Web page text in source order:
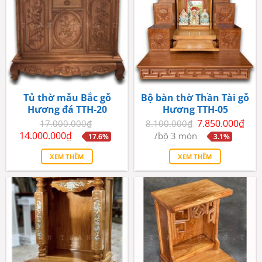
Tủ thờ mẫu Bắc gỗ
Hương đá TTH-20
17.000.000₫
Giá
gốc
17.000.000₫.
14.000.000₫Giá
hiện
tại
là:
14.000.000₫.
17.6%
XEM THÊM
Bộ bàn thờ Thần Tài gỗ
Hương TTH-05
8.100.000₫ Giá
gốc
8.100.000₫.
7.850.000₫
Giá
hiện
7.850.000₫.
/bộ 3 món 3.1%
XEM THÊM